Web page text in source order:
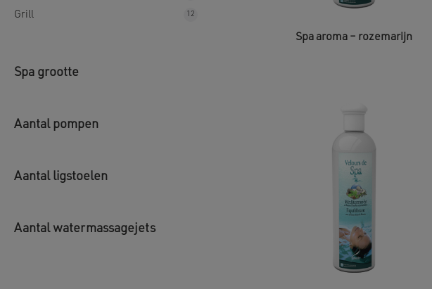
Spa aroma – rozemarijn
Grill 12
Spa grootte
Aantal pompen
Aantal ligstoelen
Aantal watermassagejets